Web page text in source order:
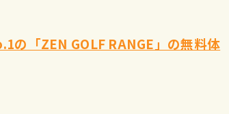
の「ZEN GOLF RANGE」の無料体